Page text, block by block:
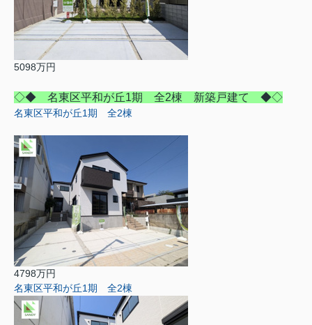
5098万円
◇◆ 名東区平和が丘1期 全2棟 新築戸建て ◆◇
名東区平和が丘1期 全2棟
4798万円
名東区平和が丘1期 全2棟